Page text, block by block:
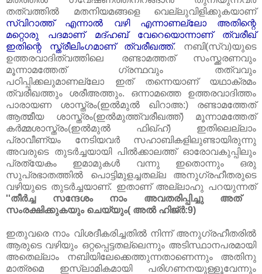
തത്വത്തിൽ മതനിയമങ്ങളെ വെല്ലുവിളിക്കുകയാണ്‌
സ്വിറാത്ത്‌ എന്നാൽ വഴി എന്നാണല്ലോ അതിന്റെ
മറ്റൊരു പദമാണ്‌ മദ്‌ഹബ്‌ വേറെയൊന്നാണ്‌ ത്വരീഖ്‌
ഇതിന്റെ സ്ത്രീലിംഗമാണ്‌ ത്വരീഖത്ത്‌. നബി(സ്വ)യുടെ
ഉത്തരവാദിത്വത്തിലെ രണ്ടാമത്തത്‌ സംസ്ക്കരണവും
മൂന്നാമത്തേത്‌ ഗ്രന്ഥവും തത്വവും
പഠിപ്പിക്കലുമാണല്ലോ ഇത്‌ തന്നെയാണ്‌ യഥാക്രമം
ത്വരീഖത്തും ശരീഅത്തും. ഒന്നാമത്തെ ഉത്തരവാദിത്തം
പാരായണ ശാസ്ത്രം(ഇൽമുൽ ഖിറാഅ:) രണ്ടാമത്തേത്‌
ആത്മീയ ശാസ്ത്രം(ഇൽമുത്ത്വരീഖത്ത്‌) മൂന്നാമത്തേത്‌
കർമ്മശാസ്ത്രം(ഇൽമുൽ ഫിഖ്‌ഹ്‌) ഇതിലെല്ലാം
പ്രാവീണ്യം നേടിയവർ സഹാബികളിലുണ്ടായിരുന്നു
അവരുടെ തുടർച്ചയായി പിൽക്കാലത്ത്‌ ഓരോവകുപ്പിലും
പ്രത്യേകം ഇമാമുകൾ വന്നു ഇതൊന്നും ഒരു
സുപ്രഭാതത്തിൽ പൊട്ടിമുളച്ചതല്ല അനുഗ്രഹീതരുടെ
വഴിയുടെ തുടർച്ചയാണ്‌. ഇതാണ്‌ അല്ലാഹു പറയുന്നത്‌
''തീർച്ച സന്ദേശം നാം അവതരിപ്പിച്ചു അത്‌
സംരക്ഷിക്കുകയും ചെയ്യും( അൽ ഹിജ്‌ർ:9)
ഇതുവരെ നാം വിശദീകരിച്ചതിൽ നിന്ന് അനുഗ്രഹീതരിൽ
ആരുടെ വഴിയും ഒറ്റപ്പെട്ടതല്ലെന്നും അടിസ്ഥാനപരമായി
അതെല്ലാം നബിയിലേക്കെത്തുന്നതാണെന്നും അതിനു
മാത്രമെ ഇസ്‌ലാമികമായി പരിഗണനയുള്ളൂവേന്നും